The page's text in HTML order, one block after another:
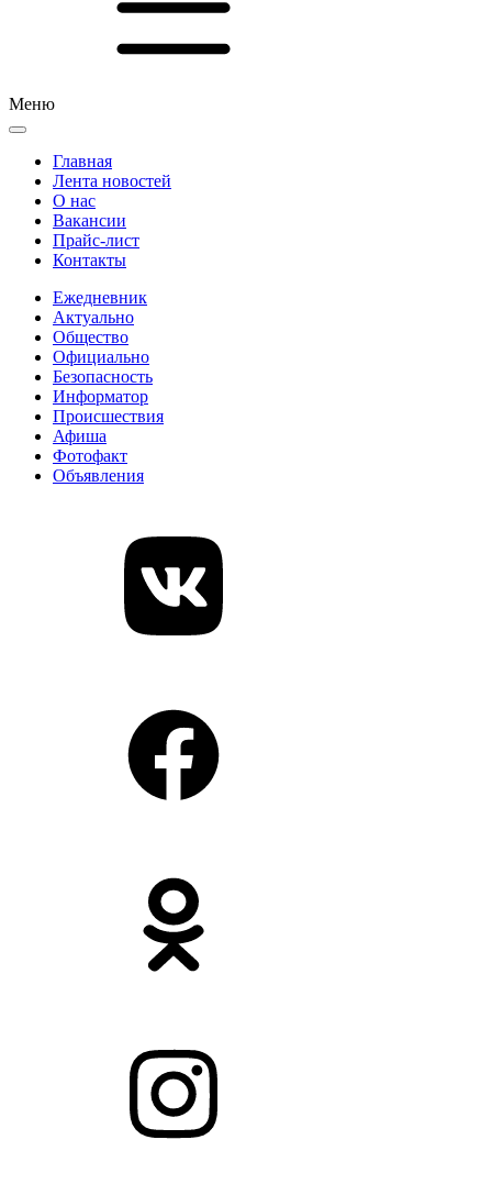
Меню
Главная
Лента новостей
О нас
Вакансии
Прайс-лист
Контакты
Ежедневник
Актуально
Общество
Официально
Безопасность
Информатор
Происшествия
Афиша
Фотофакт
Объявления